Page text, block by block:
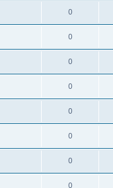
0
0
0
0
0
0
0
0